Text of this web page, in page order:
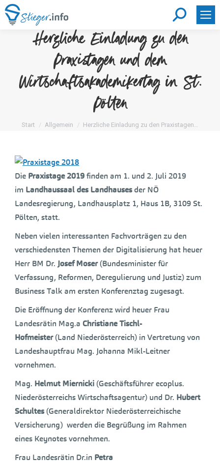
Search:
Herzliche Einladung zu den
Praxistagen und dem
Wirtschaftsakademikertag in St.
Pölten
Sie befinden sich hier:
Start Allgemein Herzliche Einladung zu den Praxistagen…
Die Praxistage 2019finden am 1. und 2. Juli 2019
im Landhaussaal des Landhausesder NÖ
Landesregierung, Landhausplatz 1, Haus 1B, 3109 St.
Pölten, statt.
Neben vielen interessanten Fachvorträgen zu den
verschiedensten Themen der Digitalisierung hat heuer
Herr BM Dr. Josef Moser(Bundesminister für
Verfassung, Reformen, Deregulierung und Justiz) zum
Business Talk am ersten Konferenztag zugesagt.
Die Eröffnung der Konferenz wird heuer Frau
Landesrätin Mag.a Christiane Tischl-
Hofmeister(Land Niederösterreich) in Vertretung von
Landeshauptfrau Mag. Johanna Mikl-Leitner
vornehmen.
Mag. Helmut Miernicki (Geschäftsführer ecoplus.
Niederösterreichs Wirtschaftsagentur) und Dr. Hubert
Schultes(Generaldirektor Niederösterreichische
Versicherung) werden die Begrüßung im Rahmen
eines Keynotes vornehmen.
Frau Landesrätin Dr.in Petra